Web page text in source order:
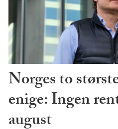
Norges to
enige: Ingen
august